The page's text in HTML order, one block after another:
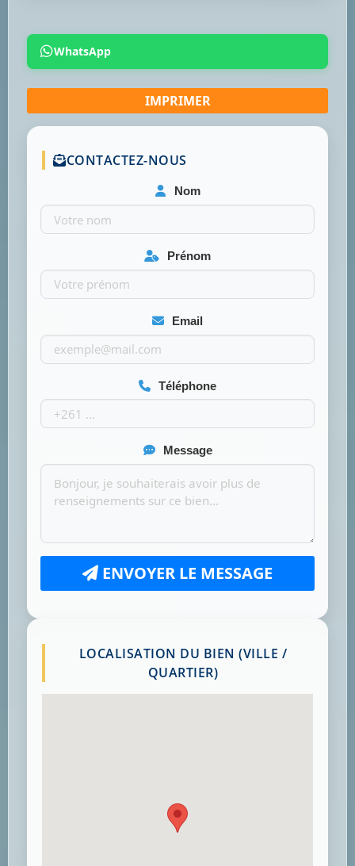
WhatsApp
CONTACTEZ-NOUS
Nom
Prénom
Email
Téléphone
Message
ENVOYER LE MESSAGE
LOCALISATION DU BIEN (VILLE /
QUARTIER)